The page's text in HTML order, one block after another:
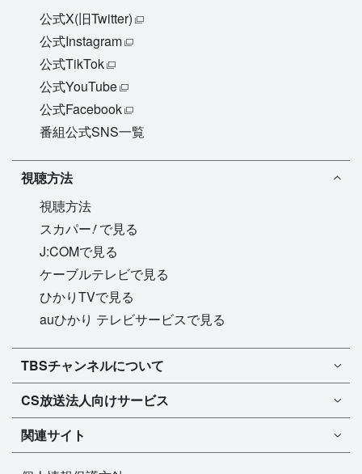
公式X(旧Twitter)
公式Instagram
公式TikTok
公式YouTube
公式Facebook
番組公式SNS一覧
視聴方法
視聴方法
スカパー!で見る
J:COMで見る
ケーブルテレビで見る
ひかりTVで見る
auひかり テレビサービスで見る
TBSチャンネル1
TBSチャンネル2
マンスリーガイド［PDF］
TBSチャンネルについて
TBSチャンネルについて
FAQ・よくあるご質問
インフォメーション
CS放送法人向けサービス
法人向けサービスについて
TBSチャンネル1
TBSチャンネル2
ドラマ
バラエティ
関連サイト